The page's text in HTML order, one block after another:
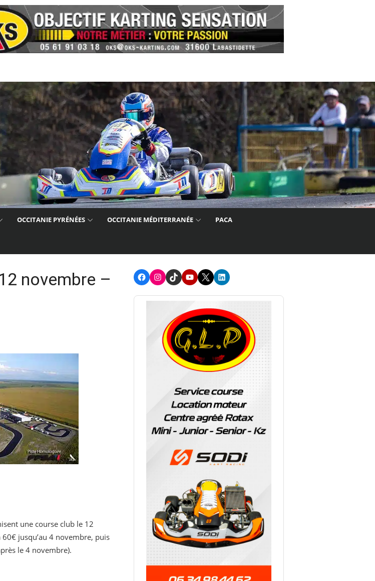
OCCITANIE PYRÉNÉES OCCITANIE MÉDITERRANÉE PACA
novembre –
une course club le 12
jusqu’au 4 novembre, puis
le 4 novembre).
FacebookInstagram
TikTokYoutube
X LinkedIn